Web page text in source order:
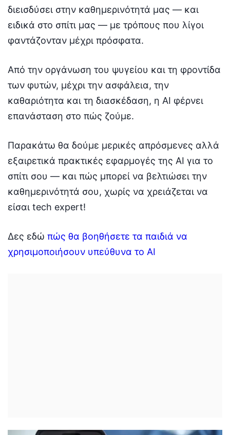
διεισδύσει στην καθημερινότητά μας — και
ειδικά στο σπίτι μας — με τρόπους που λίγοι
φαντάζονταν μέχρι πρόσφατα.
Από την οργάνωση του ψυγείου και τη φροντίδα
των φυτών, μέχρι την ασφάλεια, την
καθαριότητα και τη διασκέδαση, η AI φέρνει
επανάσταση στο πώς ζούμε.
Παρακάτω θα δούμε μερικές απρόσμενες αλλά
εξαιρετικά πρακτικές εφαρμογές της AI για το
σπίτι σου — και πώς μπορεί να βελτιώσει την
καθημερινότητά σου, χωρίς να χρειάζεται να
είσαι tech expert!
Δες εδώ πώς θα βοηθήσετε τα παιδιά να
χρησιμοποιήσουν υπεύθυνα το AI